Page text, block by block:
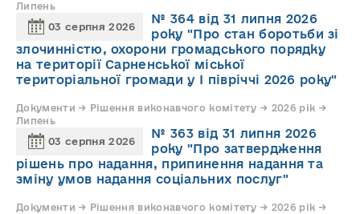
Липень
03 серпня 2026
№ 364 від 31 липня 2026
року "Про стан боротьби зі
злочинністю, охорони громадського порядку
на території Сарненської міської
територіальної громади у І півріччі 2026 року"
Документи → Рішення виконавчого комітету → 2026 рік →
Липень
03 серпня 2026
№ 363 від 31 липня 2026
року "Про затвердження
рішень про надання, припинення надання та
зміну умов надання соціальних послуг"
Документи → Рішення виконавчого комітету → 2026 рік →